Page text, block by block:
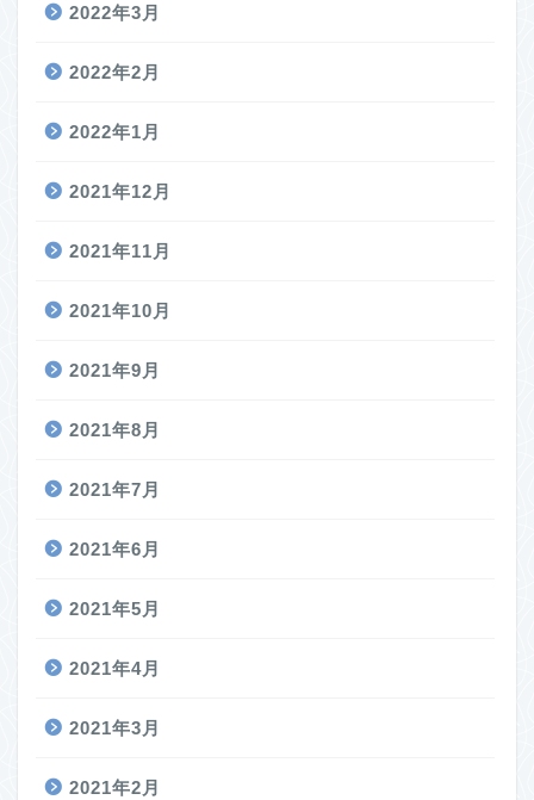
2022年3月
2022年2月
2022年1月
2021年12月
2021年11月
2021年10月
2021年9月
2021年8月
2021年7月
2021年6月
2021年5月
2021年4月
2021年3月
2021年2月